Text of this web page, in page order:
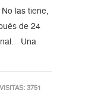
las tiene,
de 24
Una
3751